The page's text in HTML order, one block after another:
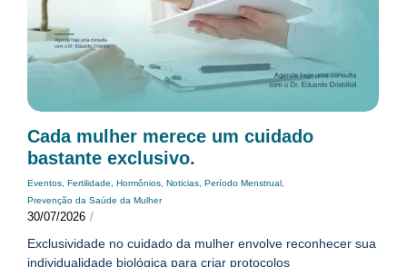
Cada mulher merece um cuidado
bastante exclusivo.
Eventos, Fertilidade, Hormônios, Noticias, Período Menstrual,
Prevenção da Saúde da Mulher
30/07/2026 /
Exclusividade no cuidado da mulher envolve reconhecer sua
individualidade biológica para criar protocolos